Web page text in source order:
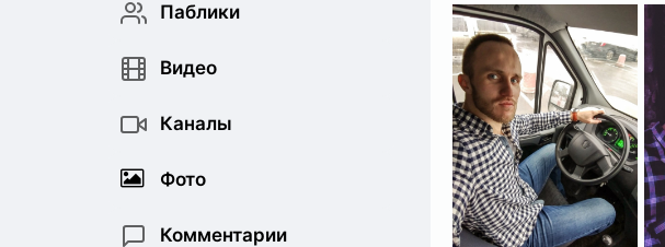
Паблики
Видео
Каналы
Фото
Комментарии